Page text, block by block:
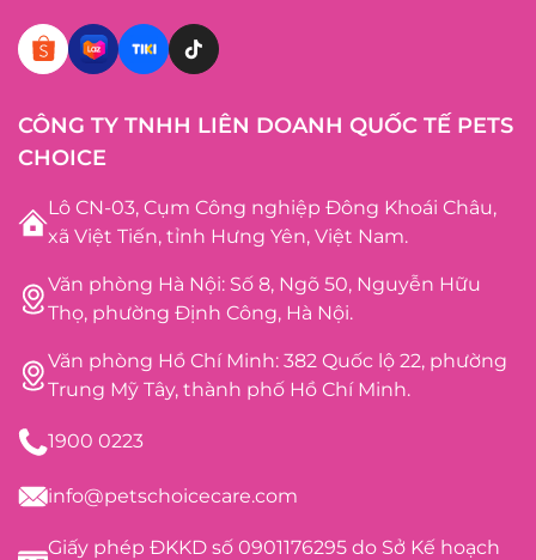
CÔNG TY TNHH LIÊN DOANH QUỐC TẾ PETS
CHOICE
Lô CN-03, Cụm Công nghiệp Đông Khoái Châu,
xã Việt Tiến, tỉnh Hưng Yên, Việt Nam.
Văn phòng Hà Nội: Số 8, Ngõ 50, Nguyễn Hữu
Thọ, phường Định Công, Hà Nội.
Văn phòng Hồ Chí Minh: 382 Quốc lộ 22, phường
Trung Mỹ Tây, thành phố Hồ Chí Minh.
1900 0223
info@petschoicecare.com
Giấy phép ĐKKD số 0901176295 do Sở Kế hoạch